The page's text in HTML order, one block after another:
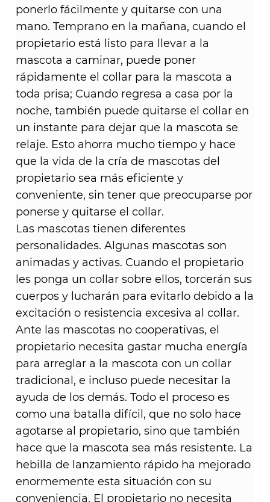
ponerlo fácilmente y quitarse con una
mano. Temprano en la mañana, cuando el
propietario está listo para llevar a la
mascota a caminar, puede poner
rápidamente el collar para la mascota a
toda prisa; Cuando regresa a casa por la
noche, también puede quitarse el collar en
un instante para dejar que la mascota se
relaje. Esto ahorra mucho tiempo y hace
que la vida de la cría de mascotas del
propietario sea más eficiente y
conveniente, sin tener que preocuparse por
ponerse y quitarse el collar. ​
Las mascotas tienen diferentes
personalidades. Algunas mascotas son
animadas y activas. Cuando el propietario
les ponga un collar sobre ellos, torcerán sus
cuerpos y lucharán para evitarlo debido a la
excitación o resistencia excesiva al collar.
Ante las mascotas no cooperativas, el
propietario necesita gastar mucha energía
para arreglar a la mascota con un collar
tradicional, e incluso puede necesitar la
ayuda de los demás. Todo el proceso es
como una batalla difícil, que no solo hace
agotarse al propietario, sino que también
hace que la mascota sea más resistente. La
hebilla de lanzamiento rápido ha mejorado
enormemente esta situación con su
conveniencia. El propietario no necesita